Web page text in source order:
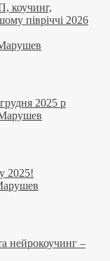
коучинг,
півріччі 2026
2025 р
2025!
нейрокоучинг –